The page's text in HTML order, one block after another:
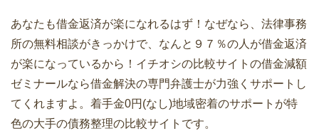
あなたも借金返済が楽になれるはず！なぜなら、法律事務
所の無料相談がきっかけで、なんと９７％の人が借金返済
が楽になっているから！イチオシの比較サイトの借金減額
ゼミナールなら借金解決の専門弁護士が力強くサポートし
てくれますよ。着手金0円(なし)地域密着のサポートが特
色の大手の債務整理の比較サイトです。